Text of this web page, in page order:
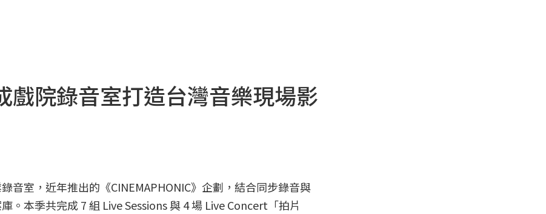
戲院錄音室打造台灣音樂現場影
音室，近年推出的《CINEMAPHONIC》企劃，結合同步錄音與
。本季共完成 7 組 Live Sessions 與 4 場 Live Concert「拍片